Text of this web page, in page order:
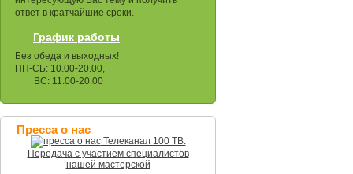
ответ в кратчайшие сроки.
График работы
Без обеда и выходных!
ПН-СБ: 10.00-20.00,
ВС: 11.00-20.00
Пресса о нас
Телеканал 100 ТВ.
Передача с участием специалистов
нашей мастерской